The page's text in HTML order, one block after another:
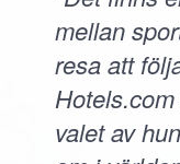
mellan
resa att
valet av